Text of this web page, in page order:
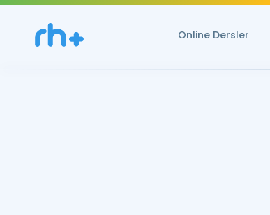
Online Dersler